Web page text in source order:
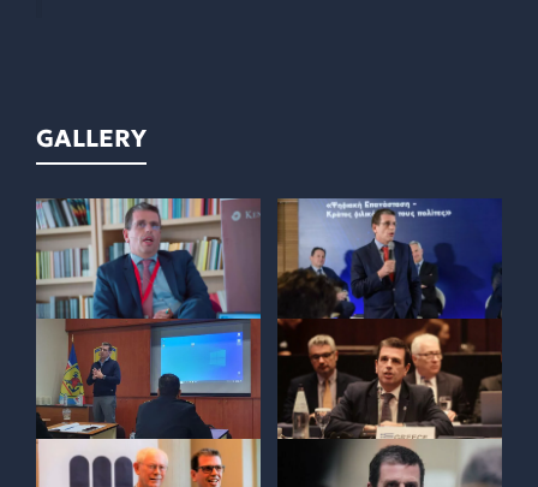
GALLERY